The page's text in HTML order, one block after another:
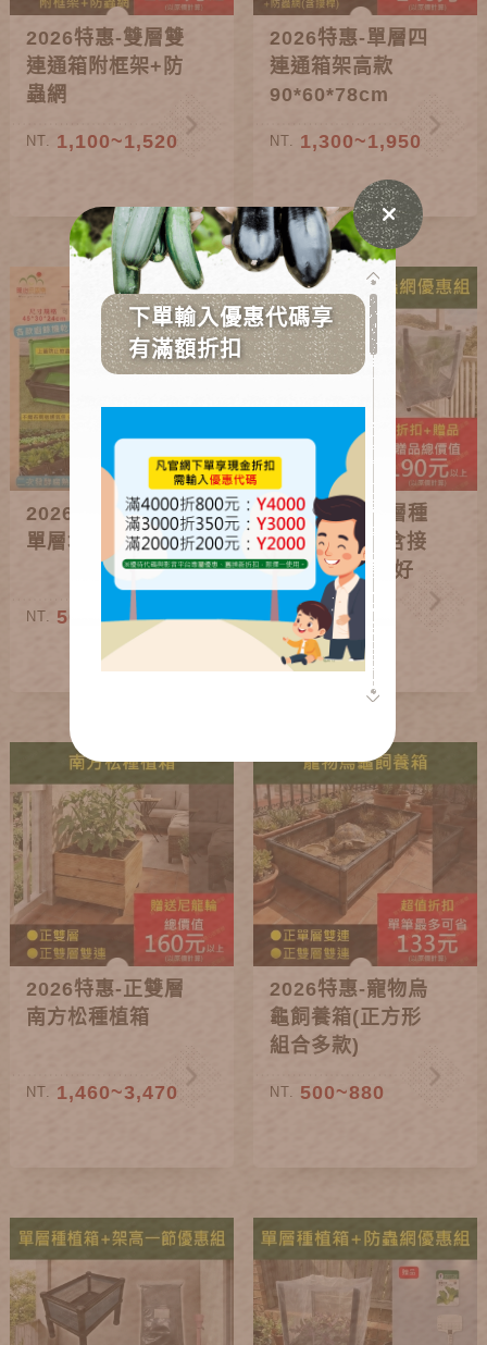
2026特惠-雙層雙
連通箱附框架+防
蟲網
NT. 1,100~1,520
2026特惠-單層四
連通箱架高款
90*60*78cm
NT. 1,300~1,950
2026特惠-簡易式
單層堆肥箱
NT. 500
2026特惠-單層種
植箱+防蟲網含接
桿(輪子+種植好
禮)
NT. 500
2026特惠-正雙層
南方松種植箱
NT. 1,460~3,470
2026特惠-寵物烏
龜飼養箱(正方形
組合多款)
NT. 500~880